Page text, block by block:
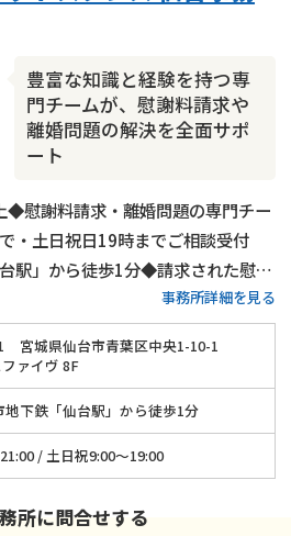
豊富な知識と経験を持つ専
門チームが、慰謝料請求や
離婚問題の解決を全面サポ
ート
慰謝料請求・離婚問題の専門チー
・土日祝日19時までご相談受付
駅」から徒歩1分◆請求された慰謝
ンライン相談・電話相談もOK
事務所詳細を見る
宮城県仙台市青葉区中央1-10-1
ァイヴ 8F
地下鉄「仙台駅」から徒歩1分
/ 土日祝9:00～19:00
所に問合せする